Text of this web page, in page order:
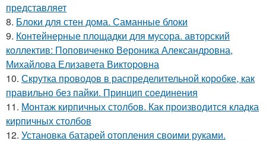
представляет
8. Блоки для стен дома. Саманные блоки
9. Контейнерные площадки для мусора. авторский
коллектив: Поповиченко Вероника Александровна,
Михайлова Елизавета Викторовна
10. Скрутка проводов в распределительной коробке, как
правильно без пайки. Принцип соединения
11. Монтаж кирпичных столбов. Как производится кладка
кирпичных столбов
12. Установка батарей отопления своими руками.